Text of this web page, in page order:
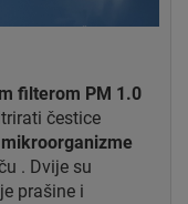
filterom PM 1.0
čestice
. Dvije su
prašine i